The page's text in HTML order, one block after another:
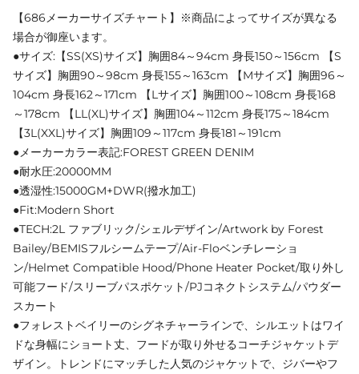
【686メーカーサイズチャート】※商品によってサイズが異なる
場合が御座います。
●サイズ:【SS(XS)サイズ】胸囲84～94cm 身長150～156cm 【S
サイズ】胸囲90～98cm 身長155～163cm 【Mサイズ】胸囲96～
104cm 身長162～171cm 【Lサイズ】胸囲100～108cm 身長168
～178cm 【LL(XL)サイズ】胸囲104～112cm 身長175～184cm
【3L(XXL)サイズ】胸囲109～117cm 身長181～191cm
●メーカーカラー表記:FOREST GREEN DENIM
●耐水圧:20000MM
●透湿性:15000GM+DWR(撥水加工)
●Fit:Modern Short
●TECH:2L ファブリック/シェルデザイン/Artwork by Forest
Bailey/BEMISフルシームテープ/Air-Floベンチレーショ
ン/Helmet Compatible Hood/Phone Heater Pocket/取り外し
可能フード/スリーブパスポケット/PJコネクトシステム/パウダー
スカート
●フォレストベイリーのシグネチャーラインで、シルエットはワイ
ドな身幅にショート丈、フードが取り外せるコーチジャケットデ
ザイン。トレンドにマッチした人気のジャケットで、ジバーやフ